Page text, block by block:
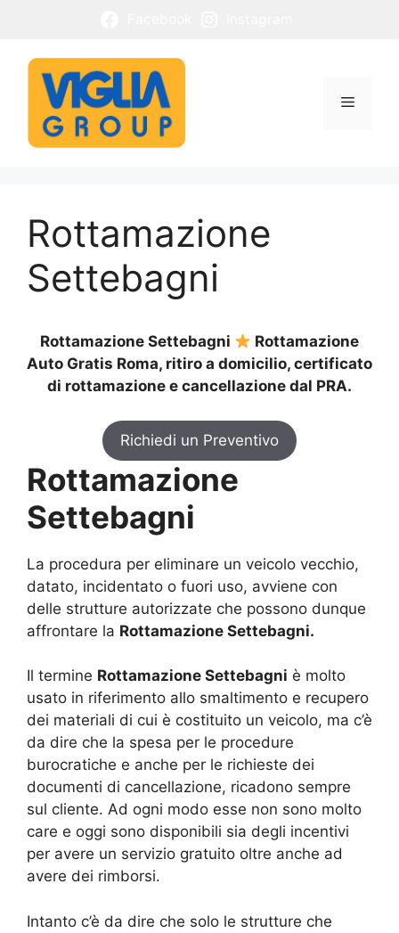
contenuto
Menu
Rottamazione
Settebagni
Rottamazione Settebagni
Rottamazione
Auto Gratis Roma, ritiro a domicilio, certificato
di rottamazione e cancellazione dal PRA.
Richiedi un Preventivo
Rottamazione
Settebagni
La procedura per eliminare un veicolo vecchio,
datato, incidentato o fuori uso, avviene con
delle strutture autorizzate che possono dunque
affrontare la Rottamazione Settebagni.
Il termine Rottamazione Settebagni è molto
usato in riferimento allo smaltimento e recupero
dei materiali di cui è costituito un veicolo, ma c’è
da dire che la spesa per le procedure
burocratiche e anche per le richieste dei
documenti di cancellazione, ricadono sempre
sul cliente. Ad ogni modo esse non sono molto
care e oggi sono disponibili sia degli incentivi
per avere un servizio gratuito oltre anche ad
avere dei rimborsi.
Intanto c’è da dire che solo le strutture che